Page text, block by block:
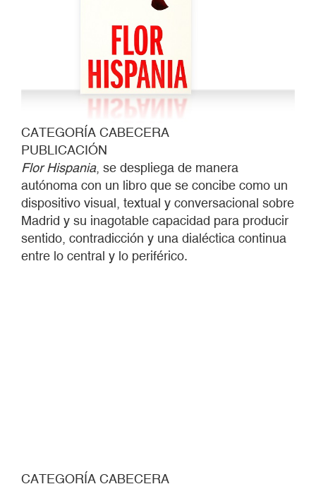
CATEGORÍA CABECERA
PUBLICACIÓN
Flor Hispania, se despliega de manera
autónoma con un libro que se concibe como un
dispositivo visual, textual y conversacional sobre
Madrid y su inagotable capacidad para producir
sentido, contradicción y una dialéctica continua
entre lo central y lo periférico.
CATEGORÍA CABECERA